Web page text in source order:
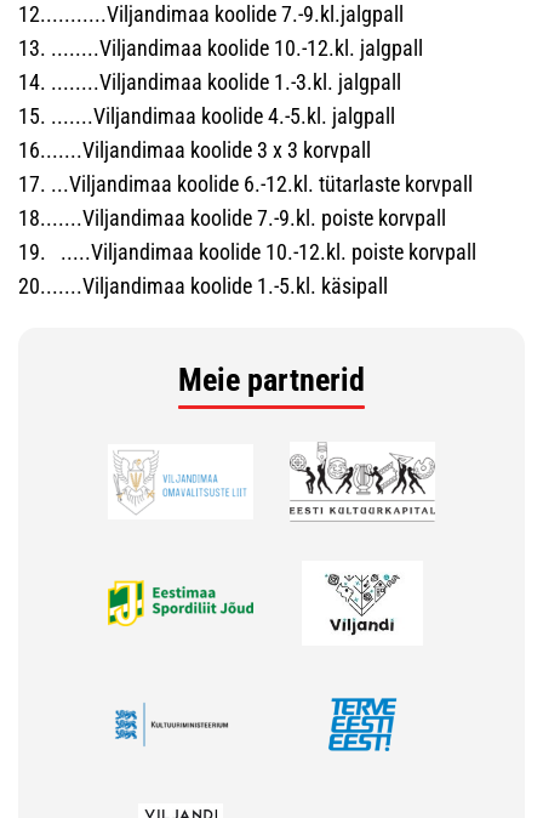
12...........Viljandimaa koolide 7.-9.kl.jalgpall
13. ........Viljandimaa koolide 10.-12.kl. jalgpall
14. ........Viljandimaa koolide 1.-3.kl. jalgpall
15. .......Viljandimaa koolide 4.-5.kl. jalgpall
16.......Viljandimaa koolide 3 x 3 korvpall
17. ...Viljandimaa koolide 6.-12.kl. tütarlaste korvpall
18.......Viljandimaa koolide 7.-9.kl. poiste korvpall
19. .....Viljandimaa koolide 10.-12.kl. poiste korvpall
20.......Viljandimaa koolide 1.-5.kl. käsipall
Meie partnerid